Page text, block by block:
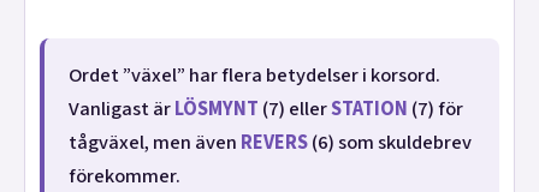
Ordet ”växel” har flera betydelser i korsord.
Vanligast ärLÖSMYNT (7) ellerSTATION (7) för
tågväxel, men även REVERS(6) som skuldebrev
förekommer.